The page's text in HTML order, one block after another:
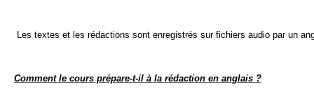
Les textes et les rédactions sont enregistrés sur fichiers audio par un
Comment le cours prépare-t-il à la rédaction en anglais ?